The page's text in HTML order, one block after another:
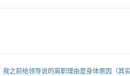
之前给领导说的离职理由是身体原因（